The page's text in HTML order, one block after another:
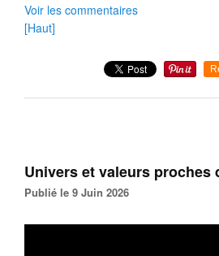
Voir les commentaires
[Haut]
Univers et valeurs proches
Publié le 9 Juin 2026